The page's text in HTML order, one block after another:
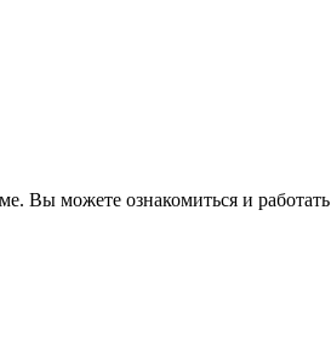
Вы можете ознакомиться и